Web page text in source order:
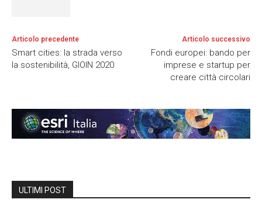
Articolo precedente
Smart cities: la strada verso
la sostenibilità, GIOIN 2020
Articolo successivo
Fondi europei: bando per
imprese e startup per
creare città circolari
ULTIMI POST